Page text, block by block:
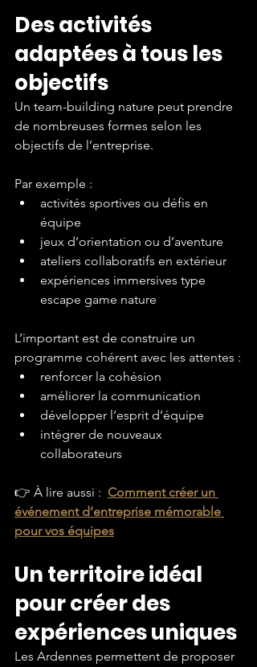
Des activités
adaptées à tous les
objectifs
Un team-building nature peut prendre
de nombreuses formes selon les
objectifs de l’entreprise.
Par exemple :
activités sportives ou défis en
équipe
jeux d’orientation ou d’aventure
ateliers collaboratifs en extérieur
expériences immersives type
escape game nature
L’important est de construire un
programme cohérent avec les attentes :
renforcer la cohésion
améliorer la communication
développer l’esprit d’équipe
intégrer de nouveaux
collaborateurs
👉 À lire aussi : Comment créer un
événement d’entreprise mémorable
pour vos équipes
Un territoire idéal
pour créer des
expériences uniques
Les Ardennes permettent de proposer